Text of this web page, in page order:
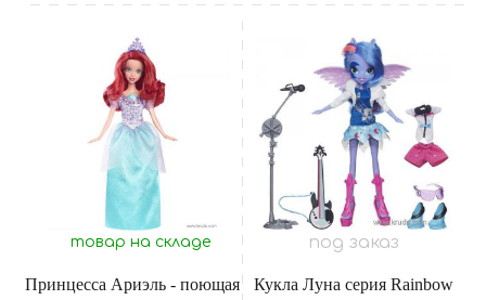
товар на складе
Принцесса Ариэль - поющая
под заказ
Кукла Луна серия Rainbow